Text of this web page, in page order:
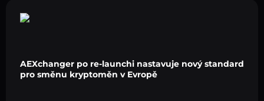
AEXchanger po re-launchi nastavuje nový standard
pro směnu kryptoměn v Evropě